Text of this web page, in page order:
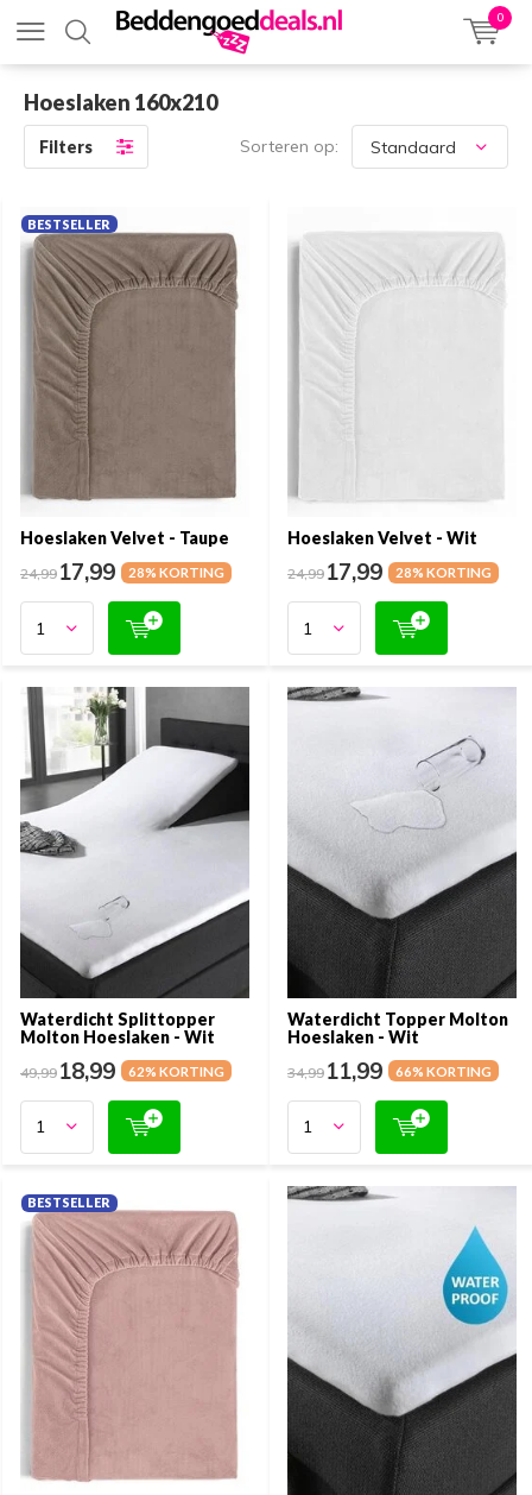
0
Hoeslaken 160x210
Filters Sorteren op:
Hoeslaken Velvet - Taupe
BESTSELLER
24,9917,99 28% KORTING
Hoeslaken Velvet - Wit
24,9917,99 28% KORTING
Waterdicht Splittopper
Molton Hoeslaken - Wit
49,9918,99 62% KORTING
Waterdicht Topper Molton
Hoeslaken - Wit
34,9911,99 66% KORTING
BESTSELLER